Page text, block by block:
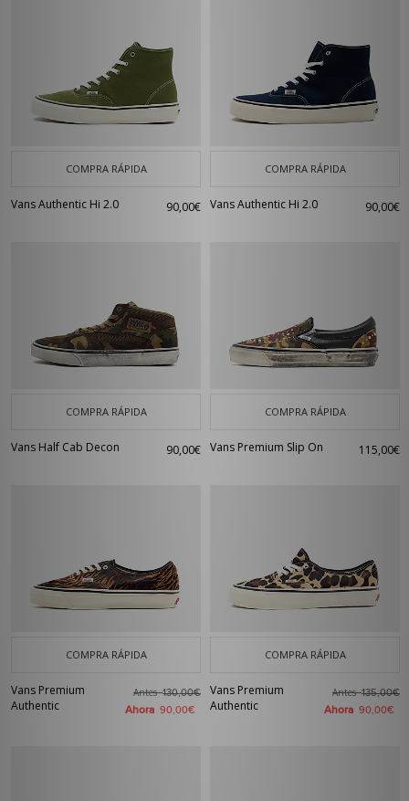
COMPRA RÁPIDA
Vans Authentic Hi 2.0 90,00€
COMPRA RÁPIDA
Vans Authentic Hi 2.0 90,00€
COMPRA RÁPIDA
Vans Half Cab Decon 90,00€
COMPRA RÁPIDA
Vans Premium Slip On 115,00€
COMPRA RÁPIDA
Vans Premium
Authentic
Antes130,00€
Ahora 90,00€
COMPRA RÁPIDA
Vans Premium
Authentic
Antes135,00€
Ahora 90,00€